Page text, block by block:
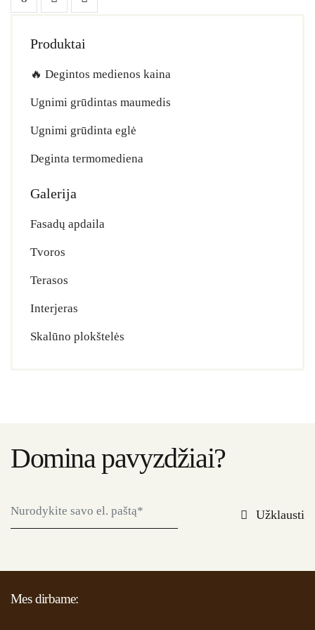
Produktai
🔥 Degintos medienos kaina
Ugnimi grūdintas maumedis
Ugnimi grūdinta eglė
Deginta termomediena
Galerija
Fasadų apdaila
Tvoros
Terasos
Interjeras
Skalūno plokštelės
Domina pavyzdžiai?
Užklausti
Mes dirbame: